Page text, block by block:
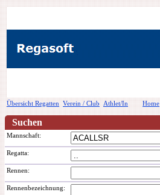
Übersicht Regatten Verein / Club Athlet/In Home
Suchen
Mannschaft:
Regatta:
Rennen:
Rennenbezeichnung: